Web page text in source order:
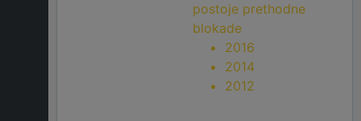
postoje prethodne
blokade
2016
2014
2012